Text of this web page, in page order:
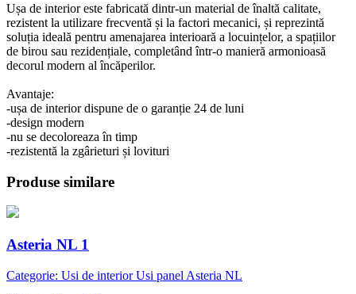
Ușa de interior este fabricată dintr-un material de înaltă calitate,
rezistent la utilizare frecventă și la factori mecanici, și reprezintă
soluția ideală pentru amenajarea interioară a locuințelor, a spațiilor
de birou sau rezidențiale, completând într-o manieră armonioasă
decorul modern al încăperilor.
Avantaje:
-ușa de interior dispune de o garanție 24 de luni
-design modern
-nu se decoloreaza în timp
-rezistentă la zgârieturi și lovituri
Produse similare
Asteria NL 1
Categorie: Usi de interior Usi panel Asteria NL